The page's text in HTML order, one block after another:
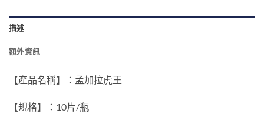
描述
額外資訊
【產品名稱】：孟加拉虎王
【規格】：10片/瓶